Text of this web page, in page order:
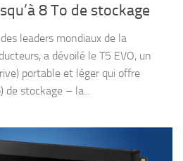
8 To de stockage
leaders mondiaux de la
a dévoilé le T5 EVO, un
portable et léger qui offre
stockage – la...